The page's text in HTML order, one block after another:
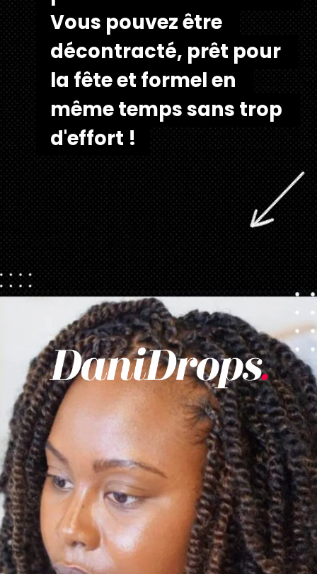
Vous pouvez être
décontracté, prêt pour
la fête et formel en
même temps sans trop
d'effort !
Vous pouvez être
décontracté, prêt pour
la fête et formel en
même temps sans trop
d'effort !
Ouverture https://danidrops.com.br/fr/tendance-coupe-pour-les-cheveux-boucles-feminins/